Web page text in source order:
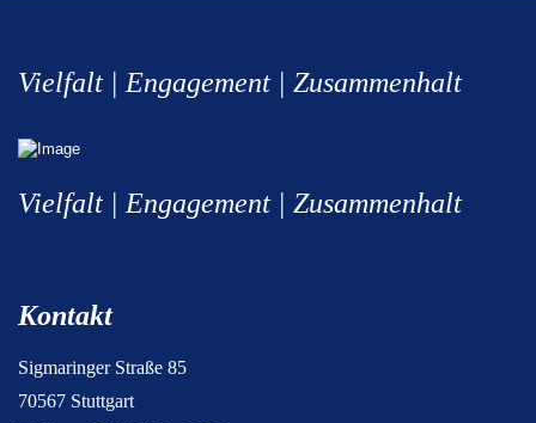
Vielfalt | Engagement | Zusammenhalt
Vielfalt | Engagement | Zusammenhalt
Kontakt
Sigmaringer Straße 85
70567 Stuttgart